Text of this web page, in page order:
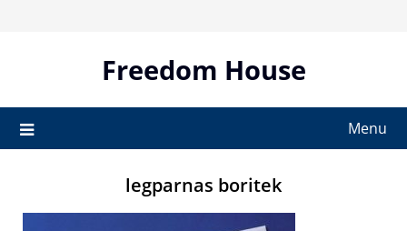
Freedom House
Menu
legparnas boritek